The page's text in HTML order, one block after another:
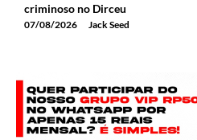
criminoso no Dirceu
07/08/2026 Jack Seed